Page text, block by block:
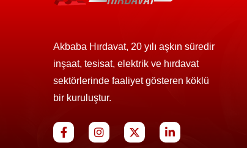
Akbaba Hırdavat, 20 yılı aşkın süredir
inşaat, tesisat, elektrik ve hırdavat
sektörlerinde faaliyet gösteren köklü
bir kuruluştur.